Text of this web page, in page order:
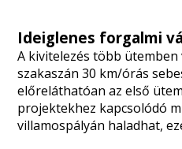
Ideiglenes forgalmi
A kivitelezés több ütemben
szakaszán 30 km/órás
előreláthatóan az első
projektekhez kapcsolódó
villamospályán haladhat,